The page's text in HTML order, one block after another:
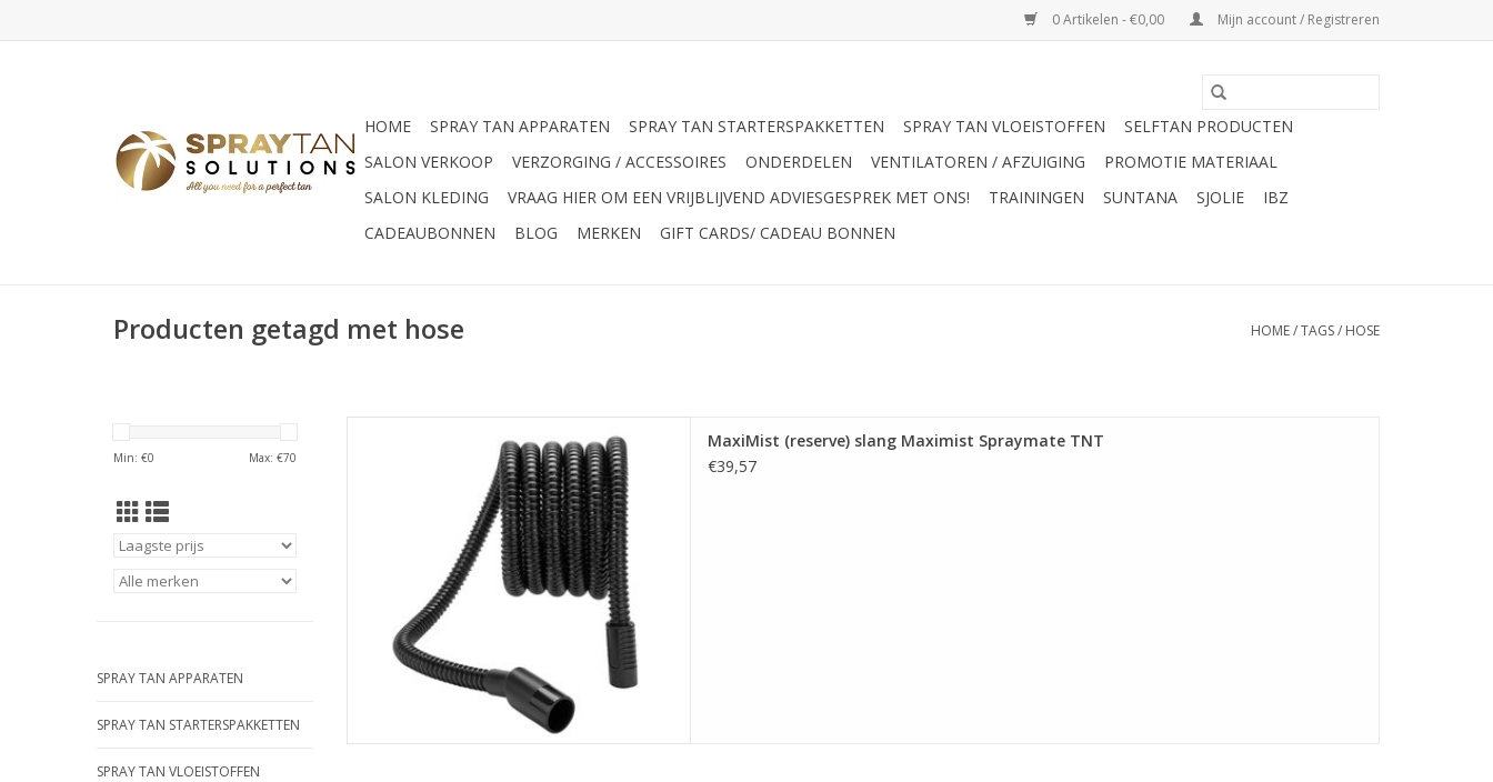
0 Artikelen - €0,00 Mijn account / Registreren
HOME SPRAY TAN APPARATEN SPRAY TAN STARTERSPAKKETTEN SPRAY TAN VLOEISTOFFEN
SELFTAN PRODUCTEN
SALON VERKOOP
VERZORGING / ACCESSOIRES ONDERDELEN VENTILATOREN / AFZUIGING
PROMOTIE MATERIAAL
SALON KLEDING
VRAAG HIER OM EEN VRIJBLIJVEND ADVIESGESPREK MET ONS! TRAININGEN SUNTANA SJOLIE
IBZ
CADEAUBONNEN
BLOG MERKEN GIFT CARDS/ CADEAU BONNEN
Producten getagd met hose HOME/TAGS/ HOSE
Min: €0 Max: €70
SPRAY TAN APPARATEN
SPRAY TAN STARTERSPAKKETTEN
SPRAY TAN VLOEISTOFFEN
Maximist Spraymate TNT spraytan apparaat
TOEVOEGEN AAN WINKELWAGEN
MaxiMist (reserve) slang Maximist Spraymate TNT
€39,57